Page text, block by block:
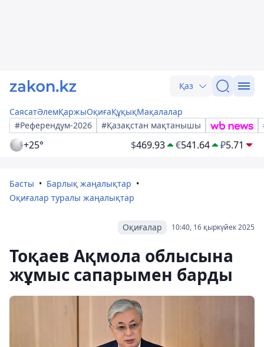
Қаз
СаясатӘлемҚаржыОқиғаҚұқықМақалалар
#Референдум-2026
#Қазақстан мақтанышы
+25° $469.93 €541.64 ₽5.71
Басты
Барлық жаңалықтар
Оқиғалар туралы жаңалықтар
10:40, 16 қыркүйек 2025
Оқиғалар
Тоқаев Ақмола облысына
жұмыс сапарымен барды